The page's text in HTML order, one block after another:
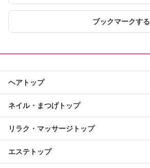
ブックマークする
ヘアトップ
ネイル・まつげトップ
リラク・マッサージトップ
エステトップ